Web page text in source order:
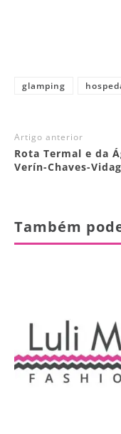
glamping
Artigo anterior
Rota Termal e da
Verín-Chaves-
Também